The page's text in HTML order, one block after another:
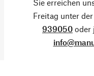
Sie erreichen
Freitag unter
939050 oder